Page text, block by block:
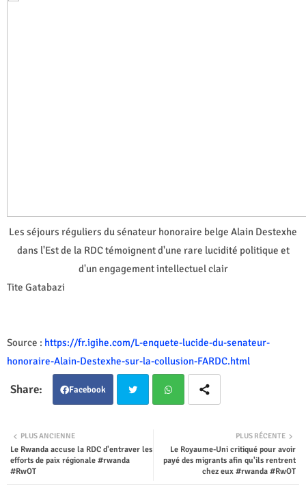
Les séjours réguliers du sénateur honoraire belge Alain Destexhe
dans l'Est de la RDC témoignent d'une rare lucidité politique et
d'un engagement intellectuel clair
Tite Gatabazi
Source : https://fr.igihe.com/L-enquete-lucide-du-senateur-
honoraire-Alain-Destexhe-sur-la-collusion-FARDC.html
Facebook
ter tsap
PLUS RÉCENTE
Le Royaume-Uni critiqué pour avoir
payé des migrants afin qu'ils rentrent
chez eux #rwanda #RwOT
PLUS ANCIENNE
Le Rwanda accuse la RDC d'entraver les
efforts de paix régionale #rwanda
#RwOT